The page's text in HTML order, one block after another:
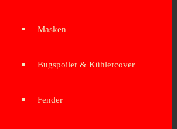
Masken
Bugspoiler & Kühlercover
Fender